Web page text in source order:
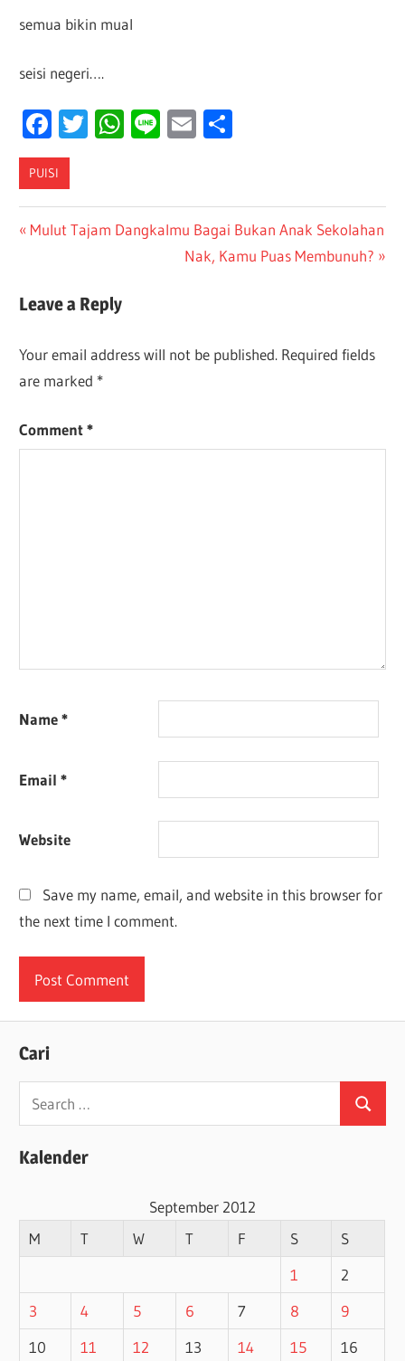
semua bikin mual
seisi negeri….
Facebook
Twitter
WhatsApp
LineEmail
PUISI
Post
Previous
Mulut Tajam Dangkalmu Bagai Bukan Anak Sekolahan
Next
Nak, Kamu Puas Membunuh?
Leave a Reply
Your email address will not be published. Required fields
are marked *
Comment*
Name*
Email*
Website
Save my name, email, and website in this browser for
the next time I comment.
Cari
Search
for:
Search
Kalender
September 2012
M
T W T F S
S
1
2
3
4 5 6 7 8
9
10
11 12 13 14 15
16